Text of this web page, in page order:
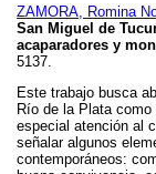
ZAMORA, Romina
San Miguel de
acaparadores y
5137.
Este trabajo busca
Río de la Plata
especial atención al
señalar algunos
contemporáneos: